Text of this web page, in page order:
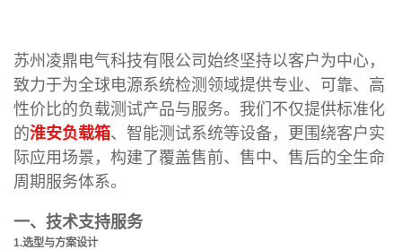
苏州凌鼎电气科技有限公司始终坚持以客户为中心，
致力于为全球电源系统检测领域提供专业、可靠、高
性价比的负载测试产品与服务。我们不仅提供标准化
的淮安负载箱、智能测试系统等设备，更围绕客户实
际应用场景，构建了覆盖售前、售中、售后的全生命
周期服务体系。
一、技术支持服务
1.选型与方案设计